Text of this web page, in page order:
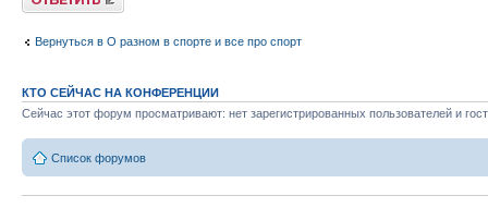
Вернуться в О разном в спорте и все про спорт
КТО СЕЙЧАС НА КОНФЕРЕНЦИИ
Сейчас этот форум просматривают: нет зарегистрированных пользователей и
Список форумов